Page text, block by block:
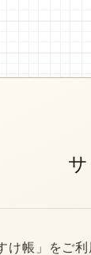
け帳」をご